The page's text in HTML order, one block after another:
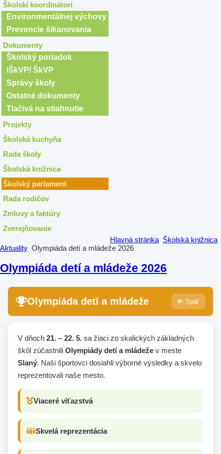
Školskí koordinátori
Environmentálnej výchovy
Prevencie šikanovania
Dokumenty
Školský poriadok
iŠkVP/ ŠkVP
Správy školy
Ostatné dokumenty
Tlačivá na stiahnutie
Projekty
Školská kuchyňa
Rada školy
Školská knižnica
Školský parlament
Rada rodičov
Zmluvy a faktúry
Zverejňovanie
Hlavná stránka Školská knižnica
Aktuality Olympiáda detí a mládeže 2026
Olympiáda detí a mládeže 2026
Olympiáda detí a mládeže Späť
V dňoch 21. – 22. 5. sa žiaci zo skalických základných
škôl zúčastnili Olympiády detí a mládeže v meste
Slaný. Naši športovci dosiahli výborné výsledky a skvelo
reprezentovali naše mesto.
Viaceré víťazstvá
Skvelá reprezentácia